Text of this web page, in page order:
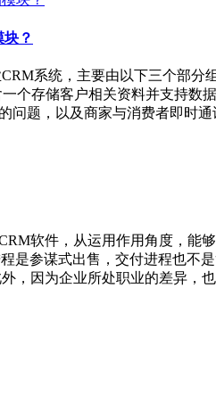
？
系统，主要由以下三个部
个存储客户相关资料并支持
问题，以及商家与消费者即时
软件，从运用作用角度，能
是参谋式出售，交付进程也
，因为企业所处职业的差异